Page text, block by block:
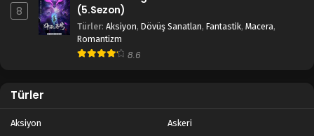
8
(5.Sezon)
Türler: Aksiyon, Dövüş Sanatları, Fantastik, Macera,
Romantizm
8.6
Türler
Aksiyon Askeri